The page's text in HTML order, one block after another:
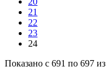
21
22
23
24
Показано с 691 по 697